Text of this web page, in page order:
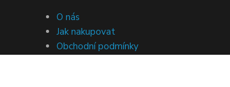
O nás
Jak nakupovat
Obchodní podmínky